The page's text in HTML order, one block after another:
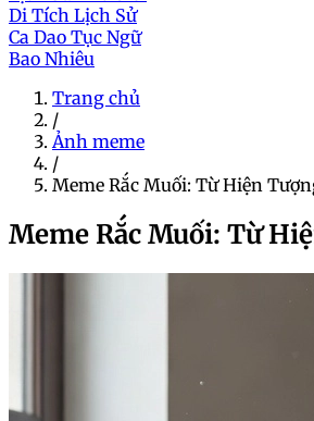
Di Tích Lịch Sử
Ca Dao Tục Ngữ
Bao Nhiêu
Trang chủ
/
Ảnh meme
/
Meme Rắc Muối: Từ Hiện
Meme Rắc Muối: Từ